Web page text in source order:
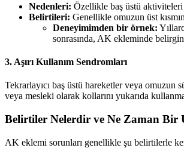
Nedenleri: Özellikle baş üstü aktiviteleri
Belirtileri: Genellikle omuzun üst
Deneyimimden bir örnek:
sonrasında, AK ekleminde
3. Aşırı Kullanım Sendromları
Tekrarlayıcı baş üstü hareketler veya
veya mesleki olarak kollarını yukarıda
Belirtiler Nelerdir ve Ne Zaman Bir
AK eklemi sorunları genellikle şu belirtilerle